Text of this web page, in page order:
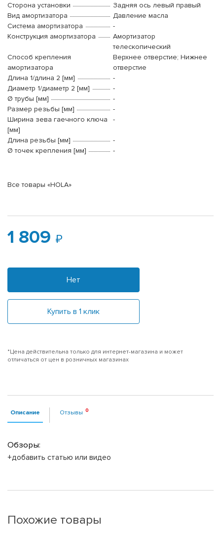
Сторона установки
Задняя ось левый правый
Вид амортизатора
Давление масла
Система амортизатора
-
Конструкция амортизатора
Амортизатор
телескопический
Способ крепления
амортизатора
Верхнее отверстие; Нижнее
отверстие
Длина 1/длина 2 [мм]
-
Диаметр 1/диаметр 2 [мм]
-
Ø трубы [мм]
-
Размер резьбы [мм]
-
Ширина зева гаечного ключа
[мм]
-
Длина резьбы [мм]
-
Ø точек крепления [мм]
-
Все товары «HOLA»
1 809
Нет
Купить в 1 клик
*Цена действительна только для интернет-магазина и может
отличаться от цен в розничных магазинах
Описание Отзывы
Обзоры:
+добавить статью или видео
Похожие товары